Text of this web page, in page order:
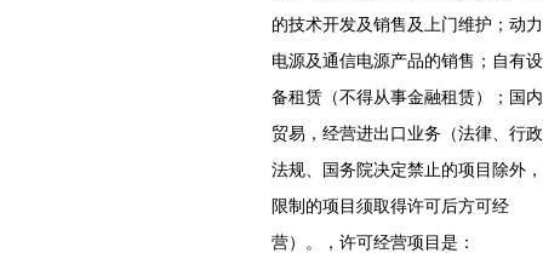
的技术开发及销售及上门维护；动力
电源及通信电源产品的销售；自有设
备租赁（不得从事金融租赁）；国内
贸易，经营进出口业务（法律、行政
法规、国务院决定禁止的项目除外，
限制的项目须取得许可后方可经
营）。，许可经营项目是：